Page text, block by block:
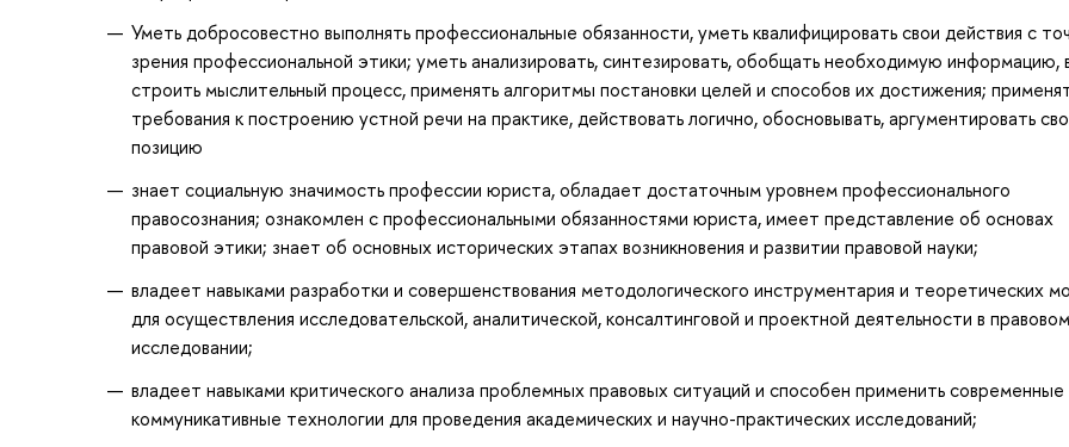
Уметь добросовестно выполнять профессиональные обязанности, уметь квалифицировать свои действия с
зрения профессиональной этики; уметь анализировать, синтезировать, обобщать необходимую информацию,
строить мыслительный процесс, применять алгоритмы постановки целей и способов их достижения;
требования к построению устной речи на практике, действовать логично, обосновывать, аргументировать
позицию
знает социальную значимость профессии юриста, обладает достаточным уровнем профессионального
правосознания; ознакомлен с профессиональными обязанностями юриста, имеет представление об основах
правовой этики; знает об основных исторических этапах возникновения и развитии правовой науки;
владеет навыками разработки и совершенствования методологического инструментария и теоретических
для осуществления исследовательской, аналитической, консалтинговой и проектной деятельности в правовом
исследовании;
владеет навыками критического анализа проблемных правовых ситуаций и способен применить современные
коммуникативные технологии для проведения академических и научно-практических исследований;